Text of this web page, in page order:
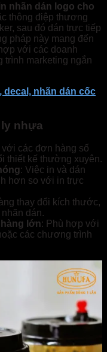
nhãn dán logo cho
thông điệp thương
sau đó dán trực tiếp
pháp này mang đến
với các doanh
trình marketing ngắn
decal, nhãn dán cốc
nhựa
các đơn hàng số
thiết kế thường xuyên.
: Việc in và dán
hơn so với in trực
thay đổi kích thước,
dán.
lớn: Phù hợp với
các chương trình